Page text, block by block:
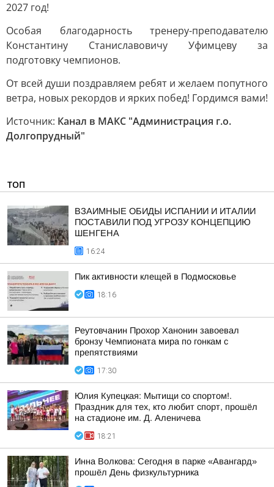
2027 год!
Особая благодарность тренеру-преподавателю
Константину Станиславовичу Уфимцеву за
подготовку чемпионов.
От всей души поздравляем ребят и желаем попутного
ветра, новых рекордов и ярких побед! Гордимся вами!
Источник: Канал в МАКС "Администрация г.о.
Долгопрудный"
ТОП
ВЗАИМНЫЕ ОБИДЫ ИСПАНИИ И ИТАЛИИ
ПОСТАВИЛИ ПОД УГРОЗУ КОНЦЕПЦИЮ
ШЕНГЕНА
16:24
Пик активности клещей в Подмосковье
18:16
Реутовчанин Прохор Ханонин завоевал
бронзу Чемпионата мира по гонкам с
препятствиями
17:30
Юлия Купецкая: Мытищи со спортом!.
Праздник для тех, кто любит спорт, прошёл
на стадионе им. Д. Аленичева
18:21
Инна Волкова: Сегодня в парке «Авангард»
прошёл День физкультурника